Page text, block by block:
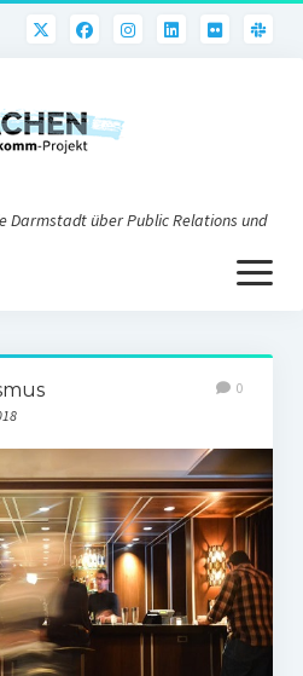
Darmstadt über Public Relations und
Menü
öffnen
0